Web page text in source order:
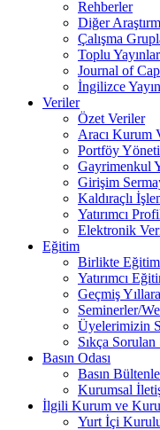
Rehberler
Diğer
Çalışma
Toplu Yayınlar
Journal of
İngilizce
Veriler
Özet Veriler
Aracı Kurum
Portföy
Gayrimenkul
Girişim
Kaldıraçlı
Yatırımcı
Elektronik
Eğitim
Birlikte Eğitim
Yatırımcı
Geçmiş
Seminerler/
Üyelerimizin
Sıkça
Basın Odası
Basın
Kurumsal
İlgili Kurum ve
Yurt İçi